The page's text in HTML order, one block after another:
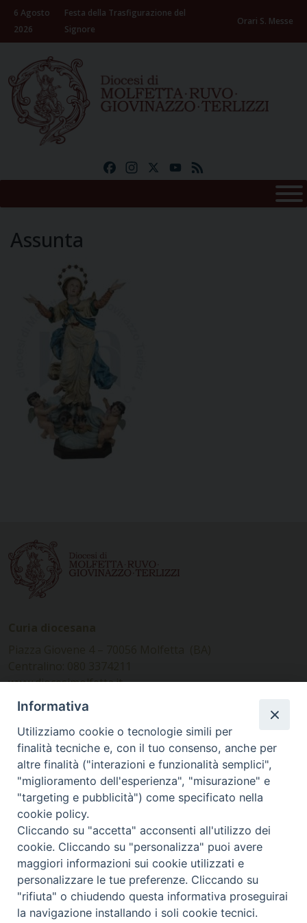
Skip
content
6 Agosto
2026
Festa della Trasfigurazione del
Signore
Orari S. Messe
FacebookInstagramYouTube
Assunta
www.diocesimolfetta.it –
diocesimolfetta@pec.chiesacattolica.it
Ufficio Comunicazioni sociali
Piazza Giovene 4 – 70056 Molfetta (BA)
comunicazionisociali@diocesimolfetta.it
SEGUICI SU
Facebook
Instagram
X YouTube
Feed
Privacy Policy - trasparenza
Informativa
Utilizziamo cookie o tecnologie simili per
finalità tecniche e, con il tuo consenso, anche per
altre finalità ("interazioni e funzionalità semplici",
"miglioramento dell'esperienza", "misurazione" e
"targeting e pubblicità") come specificato nella
cookie policy.
Cliccando su "accetta" acconsenti all'utilizzo dei
cookie. Cliccando su "personalizza" puoi avere
maggiori informazioni sui cookie utilizzati e
personalizzare le tue preferenze. Cliccando su
"rifiuta" o chiudendo questa informativa proseguirai
la navigazione installando i soli cookie tecnici.